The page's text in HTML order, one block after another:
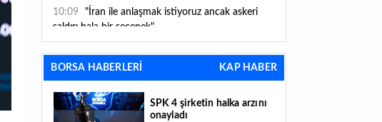
10:09
"İran ile anlaşmak istiyoruz ancak askeri
saldırı hala bir seçenek"
10:01 SPK 4 şirketin halka arzını onayladı
maliyet bedelleri açıklandı! Gelecek yıl ne kadar
vergi ödeyeceksiniz?
BORSA HABERLERİ KAP HABER
SPK 4 şirketin halka arzını
onayladı